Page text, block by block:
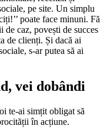
pe site. Un simplu
poate face minuni. Fă
caz, povești de succes
de clienți. Și dacă ai
s-ar putea să ai
vei dobândi
te-ai simțit obligat să
în acțiune.